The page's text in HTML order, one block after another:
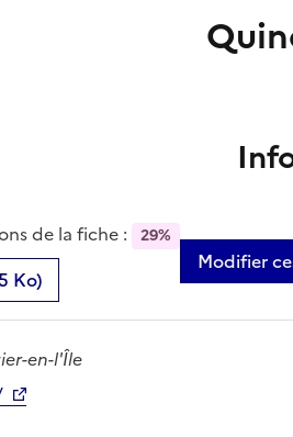
de la fiche : 29%
Ko)
Modifier
en-l'Île